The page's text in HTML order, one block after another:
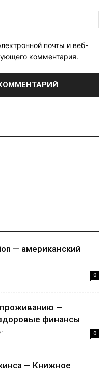
почты и веб-
комментария.
— американский
0
проживанию —
финансы
0
— Книжное